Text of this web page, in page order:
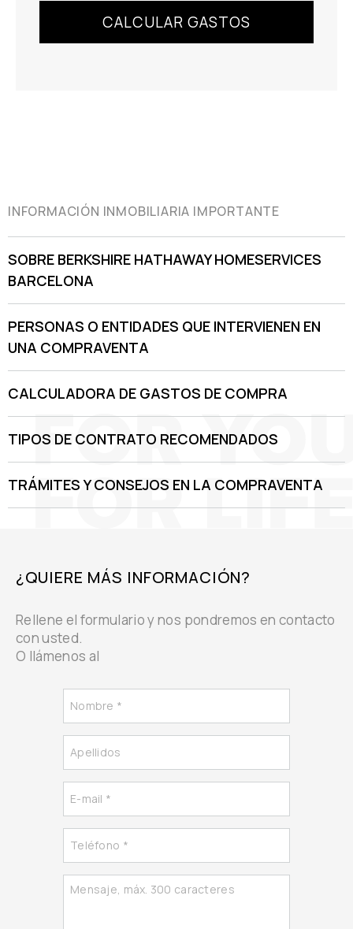
INFORMACIÓN INMOBILIARIA IMPORTANTE
SOBRE BERKSHIRE HATHAWAY HOMESERVICES
BARCELONA
PERSONAS O ENTIDADES QUE INTERVIENEN EN
UNA COMPRAVENTA
CALCULADORA DE GASTOS DE COMPRA
TIPOS DE CONTRATO RECOMENDADOS
TRÁMITES Y CONSEJOS EN LA COMPRAVENTA
¿QUIERE MÁS INFORMACIÓN?
Rellene el formulario y nos pondremos en contacto
con usted.
O llámenos al